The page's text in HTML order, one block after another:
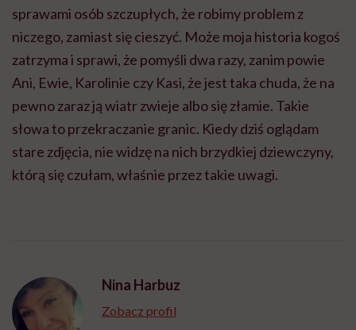
sprawami osób szczupłych, że robimy problem z
niczego, zamiast się cieszyć. Może moja historia kogoś
zatrzyma i sprawi, że pomyśli dwa razy, zanim powie
Ani, Ewie, Karolinie czy Kasi, że jest taka chuda, że na
pewno zaraz ją wiatr zwieje albo się złamie. Takie
słowa to przekraczanie granic. Kiedy dziś oglądam
stare zdjęcia, nie widzę na nich brzydkiej dziewczyny,
którą się czułam, właśnie przez takie uwagi.
Nina Harbuz
Zobacz profil